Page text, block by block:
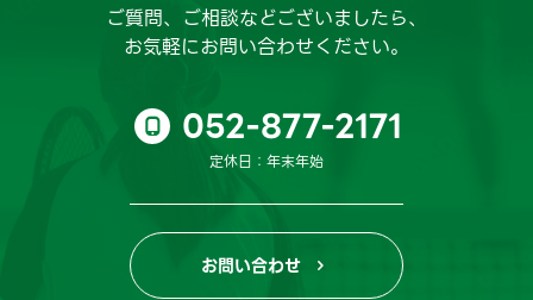
ご質問、ご相談などございましたら、
お気軽にお問い合わせください。
 052-877-2171
定休日：年末年始
お問い合わせ 